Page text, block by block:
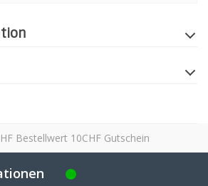
Bestellwert 10CHF Gutschein